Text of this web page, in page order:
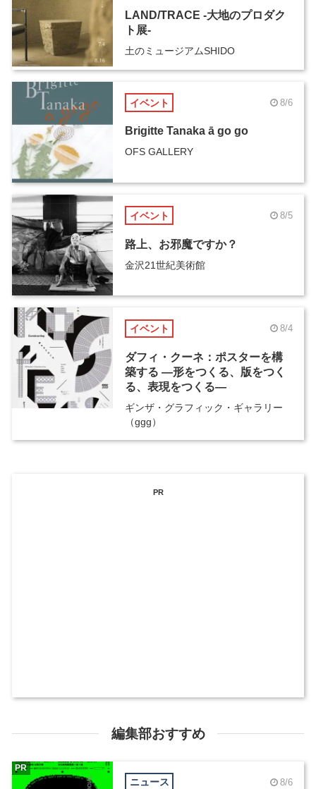
LAND/TRACE -大地のプロダク
ト展-
土のミュージアムSHIDO
イベント 8/6
Brigitte Tanaka ā go go
OFS GALLERY
イベント 8/5
路上、お邪魔ですか？
金沢21世紀美術館
イベント 8/4
ダフィ・クーネ：ポスターを構
築する ―形をつくる、版をつく
る、表現をつくる―
ギンザ・グラフィック・ギャラリー
（ggg）
PR
編集部おすすめ
ニュース 8/6
PR